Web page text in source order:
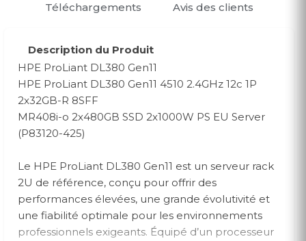
Téléchargements
Avis des clients
Description du Produit
HPE ProLiant DL380 Gen11
HPE ProLiant DL380 Gen11 4510 2.4GHz 12c 1P
2x32GB-R 8SFF
MR408i-o 2x480GB SSD 2x1000W PS EU Server
(P83120-425)
Le HPE ProLiant DL380 Gen11 est un serveur rack
2U de référence, conçu pour offrir des
performances élevées, une grande évolutivité et
une fiabilité optimale pour les environnements
professionnels exigeants. Équipé d’un processeur